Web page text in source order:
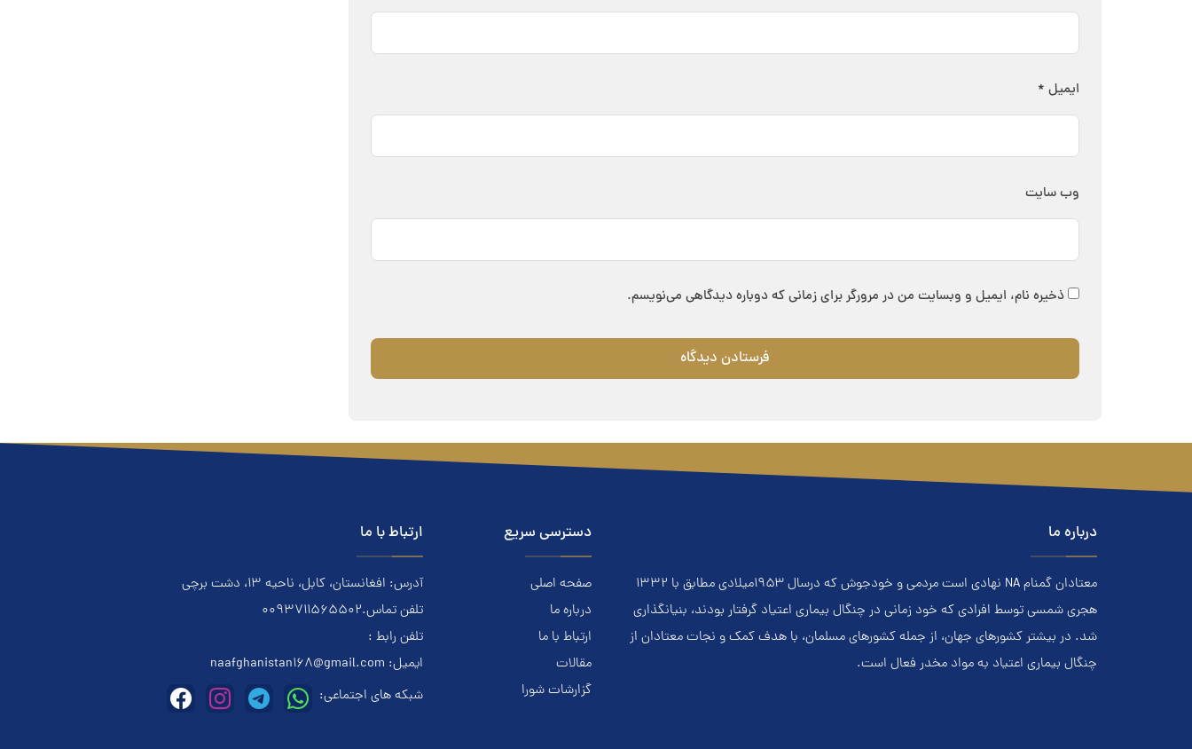
ایمیل *
وب‌ سایت
ذخیره نام، ایمیل و وبسایت من در مرورگر برای زمانی که دوباره دیدگاهی می‌نویسم.
درباره ما
معتادان گمنام NA نهادي است مردمي و خودجوش که درسال ۱۹۵۳ميلادي مطابق با ۱۳۳۲
هجري‌ شمسي توسط افرادي که خود زماني در چنگال بیماری اعتياد گرفتار بودند، بنيانگذاري
شد. در بيشتر کشور‌هاي جهان، از جمله کشور‌هاي مسلمان، با هدف کمک و نجات معتادان از
چنگال بیماری اعتياد به مواد مخدر فعال است.
دسترسی سریع
صفحه اصلی
درباره ما
ارتباط با ما
مقالات
گزارشات شورا
ارتباط با ما
آدرس: افغانستان، کابل، ناحیه ۱۳، دشت برچی
تلفن تماس.0093711565502
تلفن رابط :
ایمیل: naafghanistan168@gmail.com
شبکه های اجتماعی: